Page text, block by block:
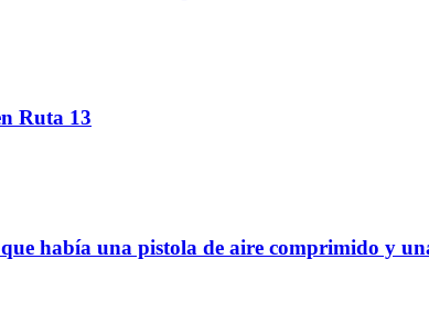
Ruta 13
había una pistola de aire comprimido y